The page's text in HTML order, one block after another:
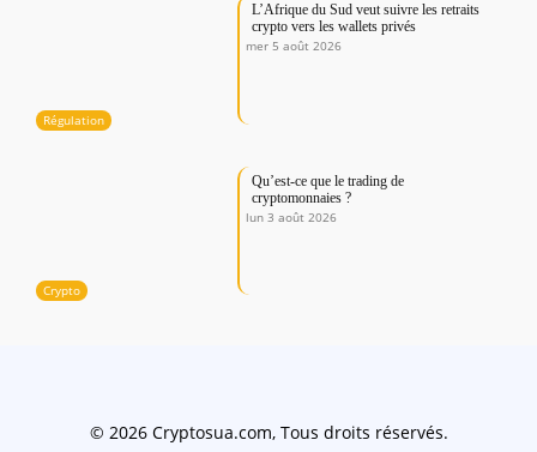
Régulation
L’Afrique du Sud veut suivre les retraits
crypto vers les wallets privés
mer 5 août 2026
Crypto
Qu’est-ce que le trading de
cryptomonnaies ?
lun 3 août 2026
© 2026 Cryptosua.com, Tous droits réservés.